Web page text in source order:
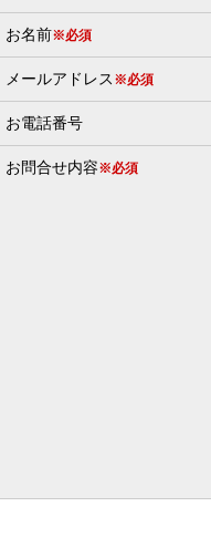
お名前※必須
メールアドレス ※必須
お電話番号
お問合せ内容※必須